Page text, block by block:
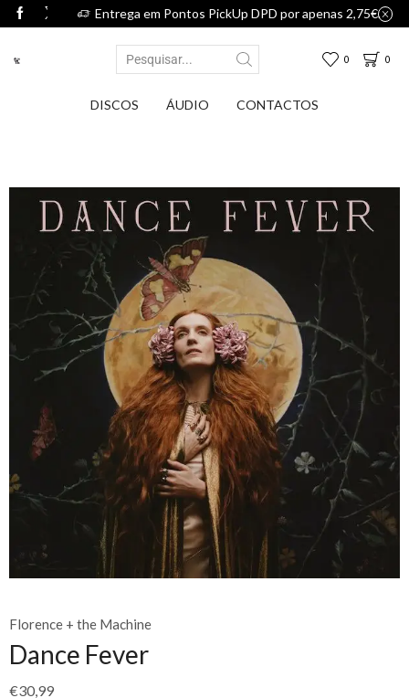
Entrega em Pontos PickUp DPD por apenas 2,75€.
0 0
DISCOS ÁUDIO CONTACTOS
Florence + the Machine
Dance Fever
€30,99